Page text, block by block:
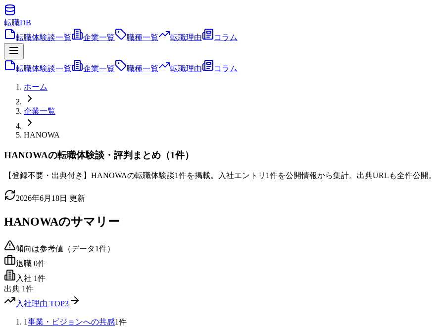
転職DB
転職体験談一覧
企業一覧 職種一覧 転職理由 コラム
転職体験談一覧 企業一覧 職種一覧 転職理由 コラム
ホーム
企業一覧
HANOWA
HANOWAの転職体験談・評判まとめ（1件）
【登録不要・出典付き】HANOWAの転職体験談1件を掲載。入社エントリ1件を公開情報から集計。出典URLも全件公開。
2026年6月18日 更新
HANOWAのサマリー
傾向は参考値（データ1件）
退職 0件
入社 1件
出典 1件
入社理由 TOP3
1事業・ビジョンへの共感1件